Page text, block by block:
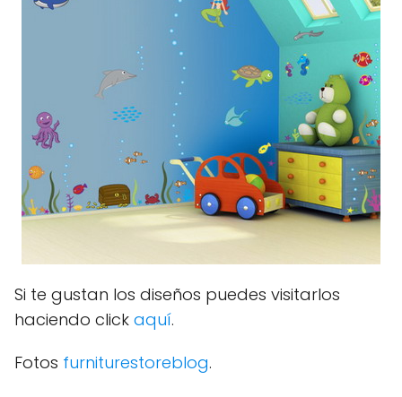
Si te gustan los diseños puedes visitarlos
haciendo click aquí.
Fotos furniturestoreblog.